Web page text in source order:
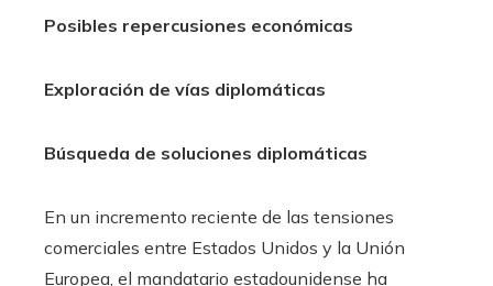
Posibles repercusiones económicas
Exploración de vías diplomáticas
Búsqueda de soluciones diplomáticas
En un incremento reciente de las tensiones
comerciales entre Estados Unidos y la Unión
Europea, el mandatario estadounidense ha